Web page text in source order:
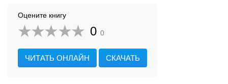
Оцените книгу
0 0
ЧИТАТЬ ОНЛАЙН СКАЧАТЬ